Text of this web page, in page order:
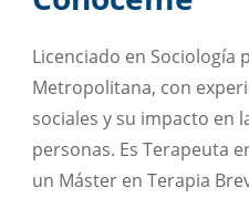
Licenciado en Sociología
Metropolitana, con
sociales y su impacto en
personas. Es Terapeuta
un Máster en Terapia